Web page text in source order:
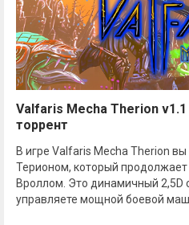
Valfaris Mecha Therion
торрент
В игре Valfaris Mecha Therion вы
Терионом, который
Вроллом. Это динамичный 2,5D
управляете мощной боевой